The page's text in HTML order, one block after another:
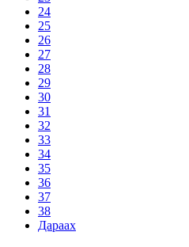
24
25
26
27
28
29
30
31
32
33
34
35
36
37
38
Дараах